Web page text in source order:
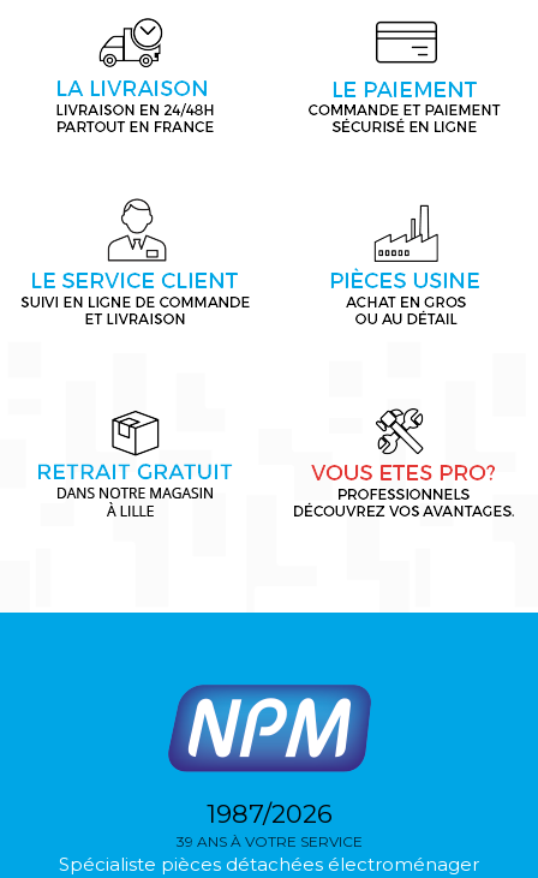
1987/2026
39 ANS À VOTRE SERVICE
Spécialiste pièces détachées électroménager